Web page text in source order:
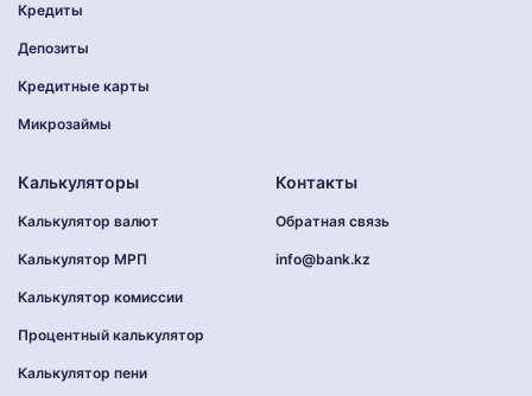
Кредиты
Депозиты
Кредитные карты
Микрозаймы
Калькуляторы
Калькулятор валют
Калькулятор МРП
Калькулятор комиссии
Процентный калькулятор
Калькулятор пени
Контакты
Обратная связь
info@bank.kz